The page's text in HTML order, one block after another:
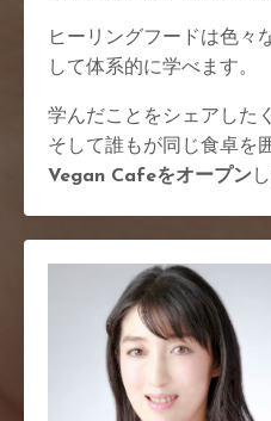
ヒーリングフードは色々
して体系的に学べます。
学んだことをシェアした
そして誰もが同じ食卓を
Vegan Cafeをオープン